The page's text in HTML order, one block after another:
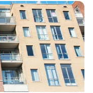
koelkast en al
ideaal is voor zowel